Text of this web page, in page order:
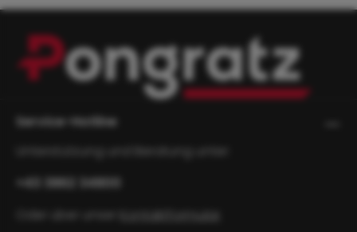
Service-Hotline
+43 3862 34800
Kontaktformular